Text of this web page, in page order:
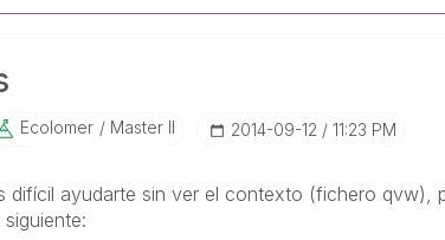
Ecolomer Master II ‎2014-09-12 11:23 PM
difícil ayudarte sin ver el contexto (fichero qvw),
siguiente: